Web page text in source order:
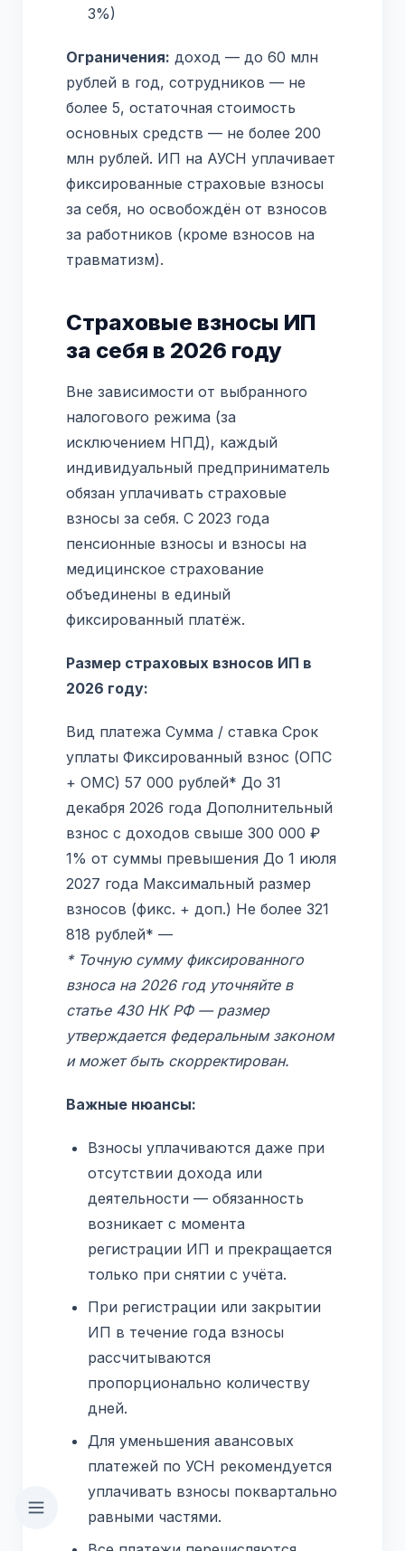
3%)
Ограничения: доход — до 60 млн
рублей в год, сотрудников — не
более 5, остаточная стоимость
основных средств — не более 200
млн рублей. ИП на АУСН уплачивает
фиксированные страховые взносы
за себя, но освобождён от взносов
за работников (кроме взносов на
травматизм).
Страховые взносы ИП
за себя в 2026 году
Вне зависимости от выбранного
налогового режима (за
исключением НПД), каждый
индивидуальный предприниматель
обязан уплачивать страховые
взносы за себя. С 2023 года
пенсионные взносы и взносы на
медицинское страхование
объединены в единый
фиксированный платёж.
Размер страховых взносов ИП в
2026 году:
Вид платежа Сумма / ставка Срок
уплаты Фиксированный взнос (ОПС
+ ОМС) 57 000 рублей* До 31
декабря 2026 года Дополнительный
взнос с доходов свыше 300 000 ₽
1% от суммы превышения До 1 июля
2027 года Максимальный размер
взносов (фикс. + доп.) Не более 321
818 рублей* —
* Точную сумму фиксированного
взноса на 2026 год уточняйте в
статье 430 НК РФ — размер
утверждается федеральным законом
и может быть скорректирован.
Важные нюансы:
Взносы уплачиваются даже при
отсутствии дохода или
деятельности — обязанность
возникает с момента
регистрации ИП и прекращается
только при снятии с учёта.
При регистрации или закрытии
ИП в течение года взносы
рассчитываются
пропорционально количеству
дней.
Для уменьшения авансовых
платежей по УСН рекомендуется
уплачивать взносы поквартально
равными частями.